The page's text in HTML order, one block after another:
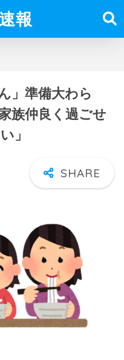
報
」準備大わら
族仲良く過ごせ
」